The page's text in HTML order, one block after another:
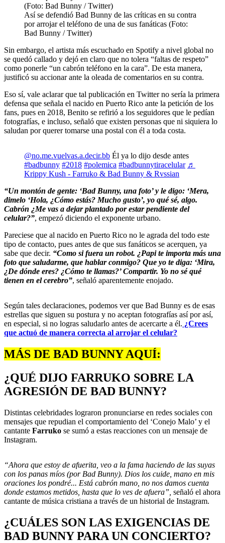
Así se defendió Bad Bunny de las críticas en su contra
por arrojar el teléfono de una de sus fanáticas (Foto:
Bad Bunny / Twitter)
Sin embargo, el artista más escuchado en Spotify a nivel global no
se quedó callado y dejó en claro que no tolera “faltas de respeto”
como ponerle “un cabrón teléfono en la cara”. De esta manera,
justificó su accionar ante la oleada de comentarios en su contra.
Eso sí, vale aclarar que tal publicación en Twitter no sería la primera
defensa que señala el nacido en Puerto Rico ante la petición de los
fans, pues en 2018, Benito se refirió a los seguidores que le pedían
fotografías, e incluso, señaló que existen personas que ni siquiera lo
saludan por querer tomarse una postal con él a toda costa.
@no.me.vuelvas.a.decir.bb Él ya lo dijo desde antes
#badbunny #2018 #polemica #badbunnytiracelular ♬
Krippy Kush - Farruko & Bad Bunny & Rvssian
“Un montón de gente: ‘Bad Bunny, una foto’ y le digo: ‘Mera,
dimelo ‘Hola, ¿Cómo estás? Mucho gusto’, yo qué sé, algo.
Cabrón ¿Me vas a dejar plantado por estar pendiente del
celular?”, empezó diciendo el exponente urbano.
Pareciese que al nacido en Puerto Rico no le agrada del todo este
tipo de contacto, pues antes de que sus fanáticos se acerquen, ya
sabe que decir. “Como si fuera un robot. ¿Papi te importa más una
foto que saludarme, que hablar conmigo? Que yo te diga: ‘Mira,
¿De dónde eres? ¿Cómo te llamas?’ Compartir. Yo no sé qué
tienen en el cerebro”, señaló aparentemente enojado.
Según tales declaraciones, podemos ver que Bad Bunny es de esas
estrellas que siguen su postura y no aceptan fotografías así por así,
en especial, si no logras saludarlo antes de acercarte a él. ¿Crees
que actuó de manera correcta al arrojar el celular?
MÁS DE BAD BUNNY AQUÍ:
¿QUÉ DIJO FARRUKO SOBRE LA
AGRESIÓN DE BAD BUNNY?
Distintas celebridades lograron pronunciarse en redes sociales con
mensajes que repudian el comportamiento del ‘Conejo Malo’ y el
cantante Farruko se sumó a estas reacciones con un mensaje de
Instagram.
“Ahora que estoy de afuerita, veo a la fama haciendo de las suyas
con los panas míos (por Bad Bunny). Dios los cuide, mano en mis
oraciones los pondré... Está cabrón mano, no nos damos cuenta
donde estamos metidos, hasta que lo ves de afuera”, señaló el ahora
cantante de música cristiana a través de un historial de Instagram.
¿CUÁLES SON LAS EXIGENCIAS DE
BAD BUNNY PARA UN CONCIERTO?